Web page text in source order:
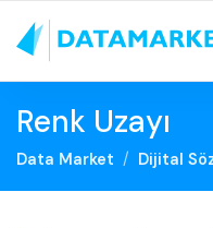
Renk Uzayı
Data Market Dijital